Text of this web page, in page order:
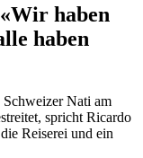
haben
haben
Nati am
spricht Ricardo
Reiserei und ein